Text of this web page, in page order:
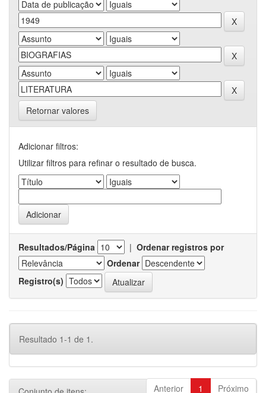
Retornar valores
Adicionar filtros:
Utilizar filtros para refinar o resultado de busca.
Resultados/Página | Ordenar registros por
Ordenar
Registro(s)
Resultado 1-1 de 1.
Anterior 1 Próximo